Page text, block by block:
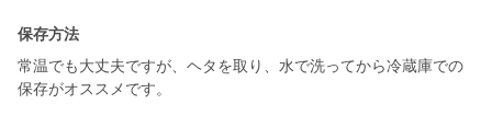
保存方法
常温でも大丈夫ですが、ヘタを取り、水で洗ってから冷蔵庫での
保存がオススメです。